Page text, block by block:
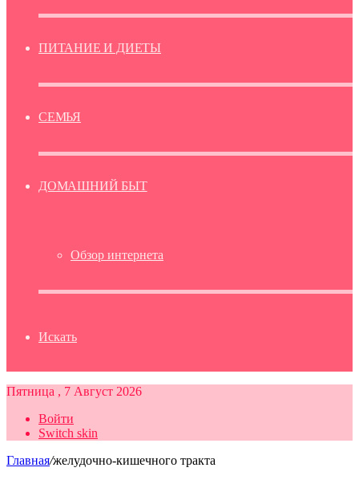
ПИТАНИЕ И ДИЕТЫ
СЕМЬЯ
ДОМАШНИЙ БЫТ
Обзор интернета
Искать
Пятница , 7 Август 2026
Войти
Switch skin
Главная/желудочно-кишечного тракта